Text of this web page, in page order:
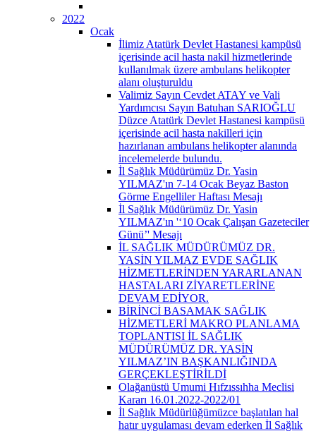
2022
Ocak
İlimiz Atatürk Devlet Hastanesi kampüsü
içerisinde acil hasta nakil hizmetlerinde
kullanılmak üzere ambulans helikopter
alanı oluşturuldu
Valimiz Sayın Cevdet ATAY ve Vali
Yardımcısı Sayın Batuhan SARIOĞLU
Düzce Atatürk Devlet Hastanesi kampüsü
içerisinde acil hasta nakilleri için
hazırlanan ambulans helikopter alanında
incelemelerde bulundu.
İl Sağlık Müdürümüz Dr. Yasin
YILMAZ'ın 7-14 Ocak Beyaz Baston
Görme Engelliler Haftası Mesajı
İl Sağlık Müdürümüz Dr. Yasin
YILMAZ'ın '‘10 Ocak Çalışan Gazeteciler
Günü’' Mesajı
İL SAĞLIK MÜDÜRÜMÜZ DR.
YASİN YILMAZ EVDE SAĞLIK
HİZMETLERİNDEN YARARLANAN
HASTALARI ZİYARETLERİNE
DEVAM EDİYOR.
BİRİNCİ BASAMAK SAĞLIK
HİZMETLERİ MAKRO PLANLAMA
TOPLANTISI İL SAĞLIK
MÜDÜRÜMÜZ DR. YASİN
YILMAZ’IN BAŞKANLIĞINDA
GERÇEKLEŞTİRİLDİ
Olağanüstü Umumi Hıfzıssıhha Meclisi
Kararı 16.01.2022-2022/01
İl Sağlık Müdürlüğümüzce başlatılan hal
hatır uygulaması devam ederken İl Sağlık